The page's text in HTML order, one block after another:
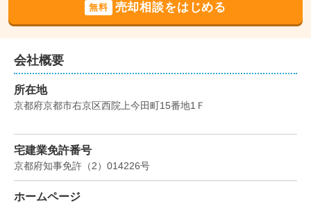
1,900万円 2026年6月
京都府京都市右京区嵯峨野開町
階数:
建物面積:78㎡ 土地面積:
4,300
無料 売却相談をはじめる
会社概要
所在地
京都府京都市右京区西院上今田町15番地1Ｆ
宅建業免許番号
京都府知事免許 （2） 014226号
ホームページ